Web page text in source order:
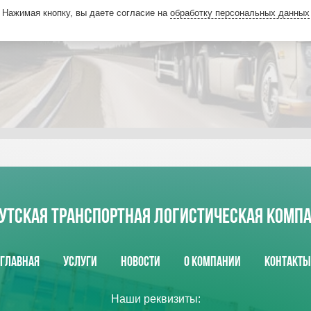
Нажимая кнопку, вы даете согласие на обработку персональных данных
ТРАНСПОРТНАЯ ЛОГИСТИЧЕСКАЯ
Главная Услуги Новости О компании Контакты
Наши реквизиты: